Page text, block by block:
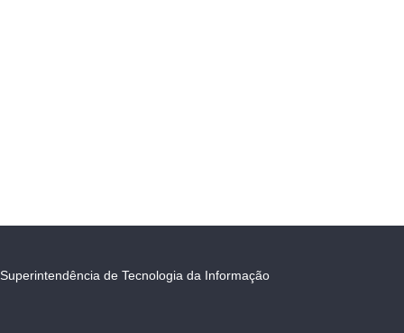
Superintendência de Tecnologia da Informação